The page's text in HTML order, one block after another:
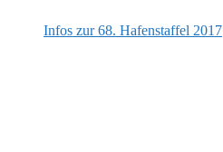
Infos zur 68. Hafenstaffel 2017